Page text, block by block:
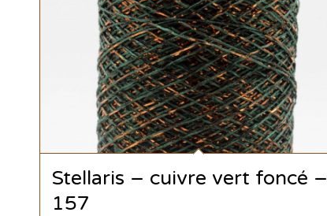
Stellaris – cuivre vert foncé –
157